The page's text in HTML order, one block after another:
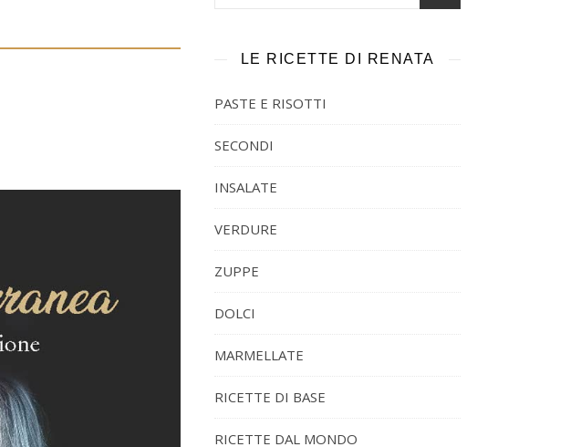
LE RICETTE DI RENATA
PASTE E RISOTTI
SECONDI
INSALATE
VERDURE
ZUPPE
DOLCI
MARMELLATE
RICETTE DI BASE
RICETTE DAL MONDO